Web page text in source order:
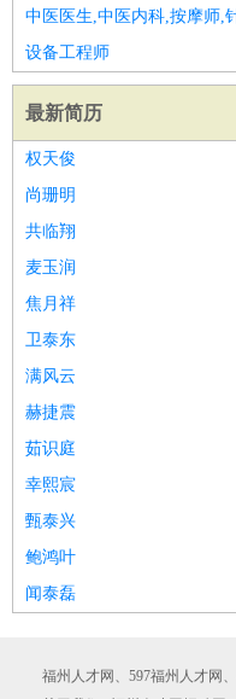
中医医生,中医内科,按摩师,
设备工程师
最新简历
权天俊
尚珊明
共临翔
麦玉润
焦月祥
卫泰东
满风云
赫捷震
茹识庭
幸熙宸
甄泰兴
鲍鸿叶
闻泰磊
福州人才网、597福州人才网